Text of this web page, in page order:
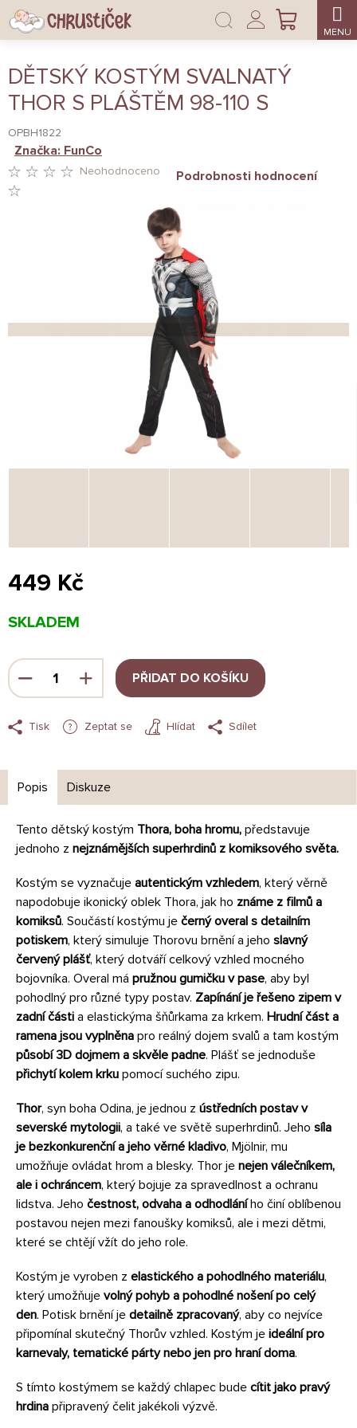
Přejít
na
obsah
NÁKUPNÍ
Přihlášení
DĚTSKÝ KOSTÝM SVALNATÝ
THOR S PLÁŠTĚM 98-110 S
OPBH1822
HVĚZDIČEK.
Neohodnoceno Podrobnosti hodnocení
Značka: FunCo
449 Kč
cena:
SKLADEM
PŘIDAT DO KOŠÍKU
Tisk Zeptat se Hlídat Sdílet
Popis Diskuze
Tento dětský kostým Thora, boha hromu, představuje
jednoho z nejznámějších superhrdinů z komiksového světa.
Kostým se vyznačuje autentickým vzhledem, který věrně
napodobuje ikonický oblek Thora, jak ho známe z filmů a
komiksů. Součástí kostýmu je černý overal s detailním
potiskem, který simuluje Thorovu brnění a jeho slavný
červený plášť, který dotváří celkový vzhled mocného
bojovníka. Overal má pružnou gumičku v pase, aby byl
pohodlný pro různé typy postav. Zapínání je řešeno zipem v
zadní části a elastickýma šňůrkama za krkem. Hrudní část a
ramena jsou vyplněna pro reálný dojem svalů a tam kostým
působí 3D dojmem a skvěle padne. Plášť se jednoduše
přichytí kolem krku pomocí suchého zipu.
Thor, syn boha Odina, je jednou z ústředních postav v
severské mytologii, a také ve světě superhrdinů. Jeho síla
je bezkonkurenční a jeho věrné kladivo, Mjölnir, mu
umožňuje ovládat hrom a blesky. Thor je nejen válečníkem,
ale i ochráncem, který bojuje za spravedlnost a ochranu
lidstva. Jeho čestnost, odvaha a odhodláního činí oblíbenou
postavou nejen mezi fanoušky komiksů, ale i mezi dětmi,
které se chtějí vžít do jeho role.
Kostým je vyroben z elastického a pohodlného materiálu,
který umožňuje volný pohyb a pohodlné nošení po celý
den. Potisk brnění je detailně zpracovaný, aby co nejvíce
připomínal skutečný Thorův vzhled. Kostým je ideální pro
karnevaly, tematické párty nebo jen pro hraní doma.
S tímto kostýmem se každý chlapec bude cítit jako pravý
hrdina připravený čelit jakékoli výzvě.